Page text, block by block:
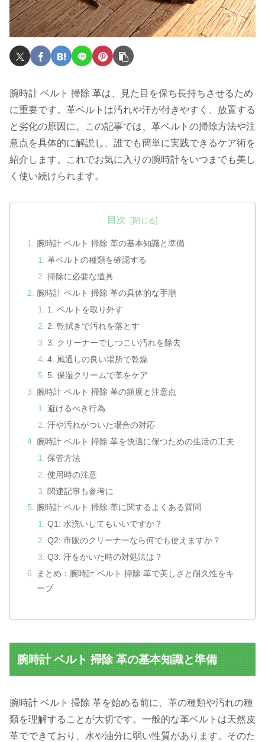
腕時計 ベルト 掃除 革は、見た目を保ち長持ちさせるため
に重要です。革ベルトは汚れや汗が付きやすく、放置する
と劣化の原因に。この記事では、革ベルトの掃除方法や注
意点を具体的に解説し、誰でも簡単に実践できるケア術を
紹介します。これでお気に入りの腕時計をいつまでも美し
く使い続けられます。
目次
腕時計 ベルト 掃除 革の基本知識と準備
革ベルトの種類を確認する
掃除に必要な道具
腕時計 ベルト 掃除 革の具体的な手順
1. ベルトを取り外す
2. 乾拭きで汚れを落とす
3. クリーナーでしつこい汚れを除去
4. 風通しの良い場所で乾燥
5. 保湿クリームで革をケア
腕時計 ベルト 掃除 革の頻度と注意点
避けるべき行為
汗や汚れがついた場合の対応
腕時計 ベルト 掃除 革を快適に保つための生活の工夫
保管方法
使用時の注意
関連記事も参考に
腕時計 ベルト 掃除 革に関するよくある質問
Q1: 水洗いしてもいいですか？
Q2: 市販のクリーナーなら何でも使えますか？
Q3: 汗をかいた時の対処法は？
まとめ：腕時計 ベルト 掃除 革で美しさと耐久性をキ
ープ
腕時計 ベルト 掃除 革の基本知識と準備
腕時計 ベルト 掃除 革を始める前に、革の種類や汚れの種
類を理解することが大切です。一般的な革ベルトは天然皮
革でできており、水や油分に弱い性質があります。そのた